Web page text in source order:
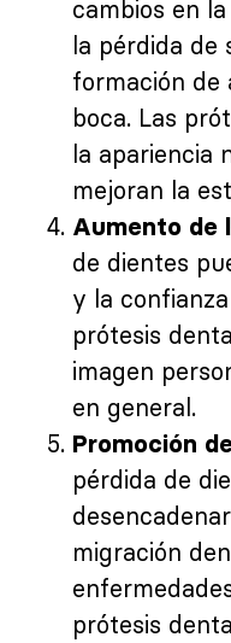
cambios en
la pérdida de
formación de
boca. Las
la apariencia
mejoran la
Aumento de
de dientes
y la
prótesis
imagen
en general.
Promoción
pérdida de
migración
prótesis